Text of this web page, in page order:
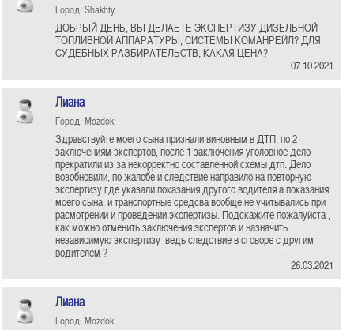
Город: Shakhty
ДОБРЫЙ ДЕНЬ, ВЫ ДЕЛАЕТЕ ЭКСПЕРТИЗУ ДИЗЕЛЬНОЙ
ТОПЛИВНОЙ АППАРАТУРЫ, СИСТЕМЫ КОМАНРЕЙЛ? ДЛЯ
СУДЕБНЫХ РАЗБИРАТЕЛЬСТВ, КАКАЯ ЦЕНА?
07.10.2021
Лиана
Город: Mozdok
Здравствуйте моего сына признали виновным в ДТП, по 2
заключениям экспертов, после 1 заключения уголовное дело
прекратили из за некорректно составленной схемы дтп. Дело
возобновили, по жалобе и следствие направило на повторную
экспертизу где указали показания другого водителя а показания
моего сына, и транспортные средсва вообще не учитывались при
расмотрении и проведении экспертизы. Подскажите пожалуйста ,
как можно отменить заключения экспертов и назначить
независимую экспертизу .ведь следствие в сговоре с другим
водителем ?
26.03.2021
Лиана
Город: Mozdok